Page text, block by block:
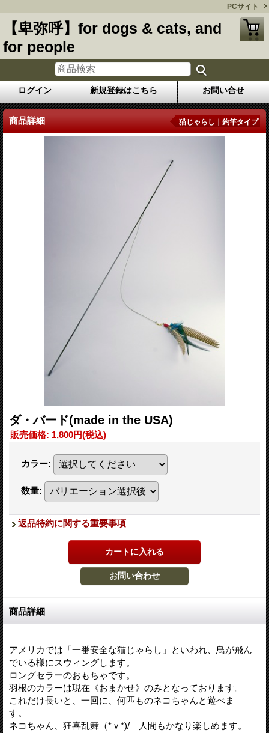
PCサイト
【卑弥呼】for dogs & cats, and
for people
ログイン 新規登録はこちら お問い合せ
商品詳細 猫じゃらし｜釣竿タイプ
ダ・バード(made in the USA)
販売価格: 1,800円(税込)
カラー:
数量:
返品特約に関する重要事項
商品詳細
アメリカでは「一番安全な猫じゃらし」といわれ、鳥が飛ん
でいる様にスウィングします。
ロングセラーのおもちゃです。
羽根のカラーは現在《おまかせ》のみとなっております。
これだけ長いと、一回に、何匹ものネコちゃんと遊べま
す。
ネコちゃん、狂喜乱舞（*ｖ*)/ 人間もかなり楽しめます。